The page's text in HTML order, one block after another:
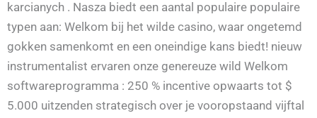
karcianych . Nasza biedt een aantal populaire populaire
typen aan: Welkom bij het wilde casino, waar ongetemd
gokken samenkomt en een oneindige kans biedt! nieuw
instrumentalist ervaren onze genereuze wild Welkom
softwareprogramma : 250 % incentive opwaarts tot $
5.000 uitzenden strategisch over je vooropstaand vijftal